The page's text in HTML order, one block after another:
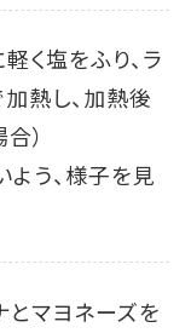
く塩をふり、ラ
熱し、加熱後
）
う、様子を見
とマヨネーズを